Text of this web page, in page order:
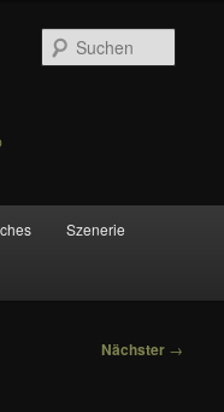
Szenerie
Nächster →